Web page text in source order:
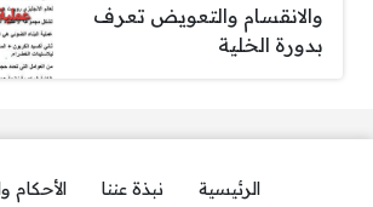
والانقسام والتعويض تعرف
بدورة الخلية
الرئيسية نبذة عننا
الأحكام